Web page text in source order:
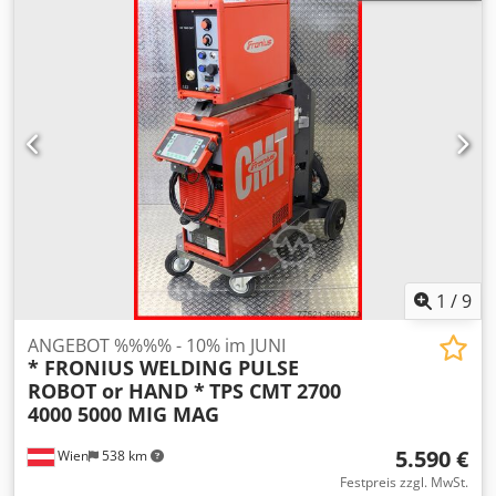
1 /9
Wien 538 km
ANGEBOT %%%% - 10% im JUNI
* FRONIUS WELDING PULSE
ROBOT or HAND *TPS CMT 2700
4000 5000 MIG MAG
5.590 €
Festpreis zzgl. MwSt.